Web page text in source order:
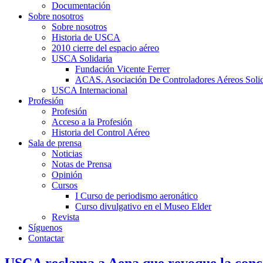
Documentación
Sobre nosotros
Sobre nosotros
Historia de USCA
2010 cierre del espacio aéreo
USCA Solidaria
Fundación Vicente Ferrer
ACAS. Asociación De Controladores Aéreos
USCA Internacional
Profesión
Profesión
Acceso a la Profesión
Historia del Control Aéreo
Sala de prensa
Noticias
Notas de Prensa
Opinión
Cursos
I Curso de periodismo aeronático
Curso divulgativo en el Museo Elder
Revista
Síguenos
Contactar